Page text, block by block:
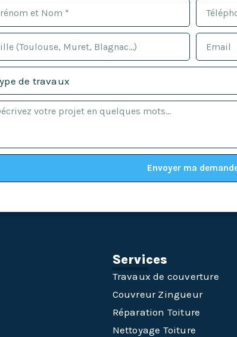
Envoyer ma
Services
Travaux de couverture
Couvreur Zingueur
Réparation Toiture
Nettoyage Toiture